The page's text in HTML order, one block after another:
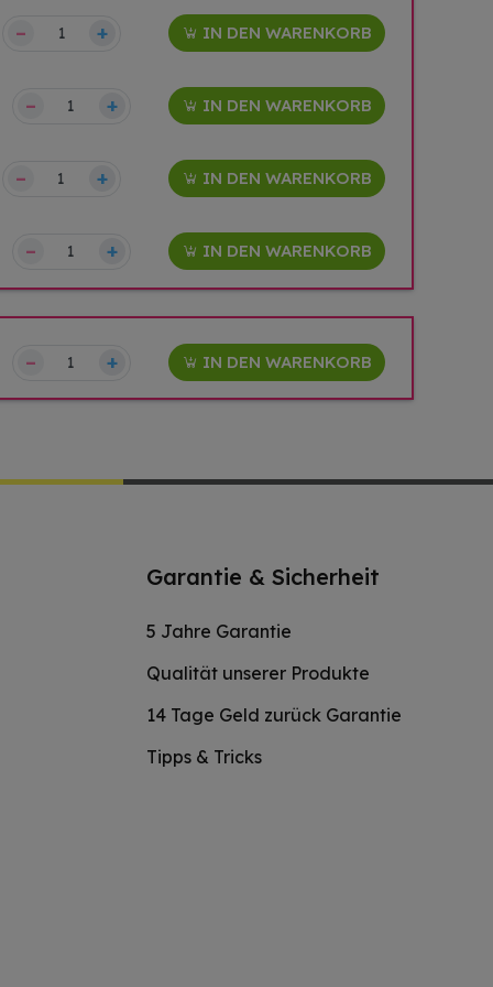
– + IN DEN WARENKORB
– + IN DEN WARENKORB
– + IN DEN WARENKORB
– + IN DEN WARENKORB
– + IN DEN WARENKORB
Garantie & Sicherheit
5 Jahre Garantie
Qualität unserer Produkte
14 Tage Geld zurück Garantie
Tipps & Tricks